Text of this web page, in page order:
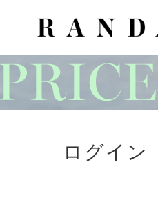
ログイン